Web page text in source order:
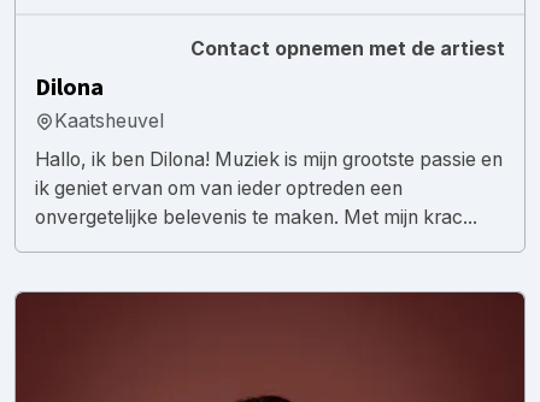
Contact opnemen met de artiest
Dilona
Kaatsheuvel
Hallo, ik ben Dilona! Muziek is mijn grootste passie en
ik geniet ervan om van ieder optreden een
onvergetelijke belevenis te maken. Met mijn krac...